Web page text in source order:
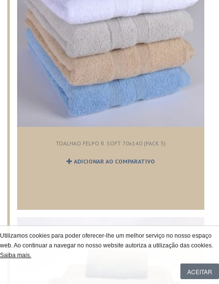
TOALHAO FELPO R. SOFT 70x140 (PACK 3)
ADICIONAR AO COMPARATIVO
Utilizamos cookies para poder oferecer-lhe um melhor serviço no nosso espaço
web. Ao continuar a navegar no nosso website autoriza a utilização das cookies.
Saiba mais.
ACEITAR